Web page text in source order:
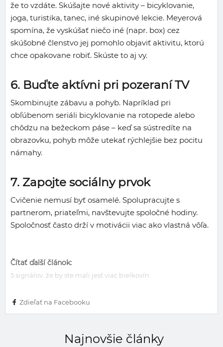
že to vzdáte. Skúšajte nové aktivity – bicyklovanie,
joga, turistika, tanec, iné skupinové lekcie. Meyerová
spomína, že vyskúšať niečo iné (napr. box) cez
skúšobné členstvo jej pomohlo objaviť aktivitu, ktorú
chce opakovane robiť. Skúste to aj vy.
6. Buďte aktívni pri pozeraní TV
Skombinujte zábavu a pohyb. Napríklad pri
obľúbenom seriáli bicyklovanie na rotopede alebo
chôdzu na bežeckom páse – keď sa sústredíte na
obrazovku, pohyb môže utekať rýchlejšie bez pocitu
námahy.
7. Zapojte sociálny prvok
Cvičenie nemusí byť osamelé. Spolupracujte s
partnerom, priateľmi, navštevujte spoločné hodiny.
Spoločnosť často drží v motivácii viac ako vlastná vôľa.
Čítať ďalší článok:
5 signálov, že by ste mali jesť viac bielkovín
Zdieľať na Facebooku
Najnovšie články